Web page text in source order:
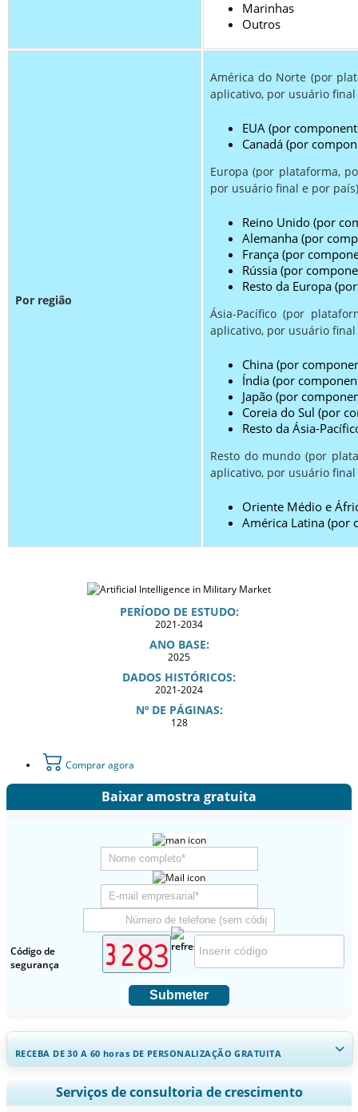
Marinhas
Outros
Por região
América do Norte (por
aplicativo, por usuário
EUA (por
Canadá (por
Europa (por plataforma,
por usuário final e por país)
Reino Unido (por
Alemanha (por
França (por
Rússia (por
Resto da Europa
Ásia-Pacífico (por
aplicativo, por usuário
China (por
Índia (por
Japão (por
Coreia do Sul (por
Resto da Ásia-
Resto do mundo (por
aplicativo, por usuário
Oriente Médio e
América Latina (por
PERÍODO DE ESTUDO:
2021-2034
ANO BASE:
2025
DADOS HISTÓRICOS:
2021-2024
Nº DE PÁGINAS:
128
Comprar agora
Baixar amostra gratuita
Código de
segurança
Submeter
RECEBA DE 30 A 60 horas DE PERSONALIZAÇÃO GRATUITA
Ampliar a cobertura regional e por país, Análise de segmentos,
Perfis de empresas, Benchmarking competitivo, e insights sobre o
Serviços de consultoria de crescimento